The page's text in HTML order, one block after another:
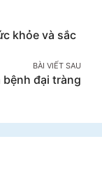
khỏe và sắc
BÀI VIẾT SAU
đại tràng